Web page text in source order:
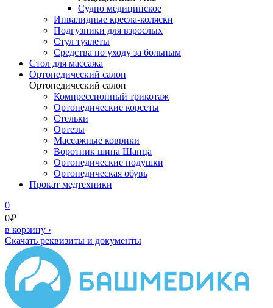
Судно медицинское
Инвалидные кресла-коляски
Подгузники для взрослых
Стул туалеты
Средства по уходу за больным
Cтол для массажа
Ортопедический салон
Ортопедический салон
Компрессионный трикотаж
Ортопедические корсеты
Стельки
Ортезы
Массажные коврики
Воротник шина Шанца
Ортопедические подушки
Ортопедическая обувь
Прокат медтехники
0
0₽
в корзину ›
Скачать реквизиты и документы